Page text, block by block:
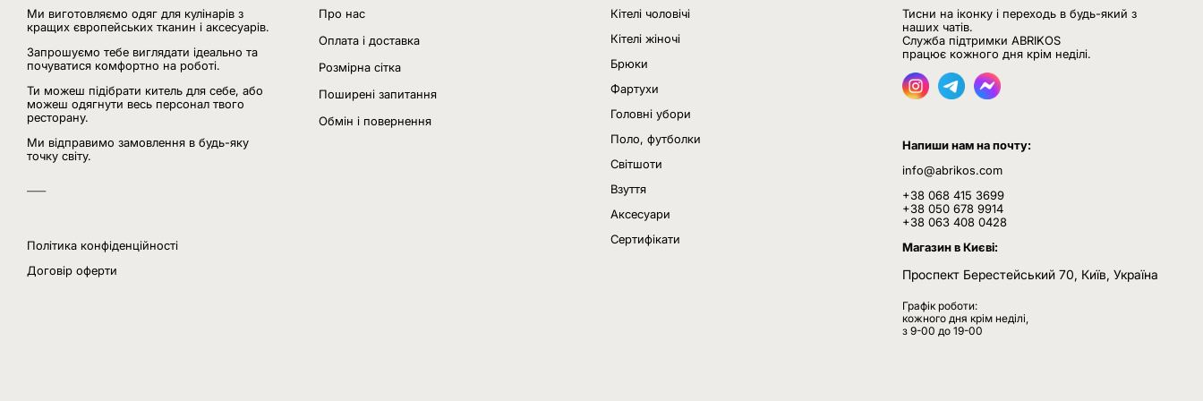
Ми виготовляємо одяг для кулінарів з
кращих європейських тканин і аксесуарів.
Запрошуємо тебе виглядати ідеально та
почуватися комфортно на роботі.
Ти можеш підібрати китель для себе, або
можеш одягнути весь персонал твого
ресторану.
Ми відправимо замовлення в будь-яку
точку світу.
Політика конфіденційності
Договір оферти
Про нас
Оплата і доставка
Розмірна сітка
Поширені запитання
Обмін і повернення
Кітелі чоловічі
Кітелі жіночі
Брюки
Фартухи
Головні убори
Поло, футболки
Світшоти
Взуття
Аксесуари
Сертифікати
Тисни на іконку і переходь в будь-який з
наших чатів.
Служба підтримки ABRIKOS
працює кожного дня крім неділі.
Напиши нам на почту:
info@abrikos.com
+38 068 415 3699
+38 050 678 9914
+38 063 408 0428
Магазин в Києві:
Проспект Берестейський 70, Київ, Україна
Графік роботи:
кожного дня крім неділі,
з 9-00 до 19-00